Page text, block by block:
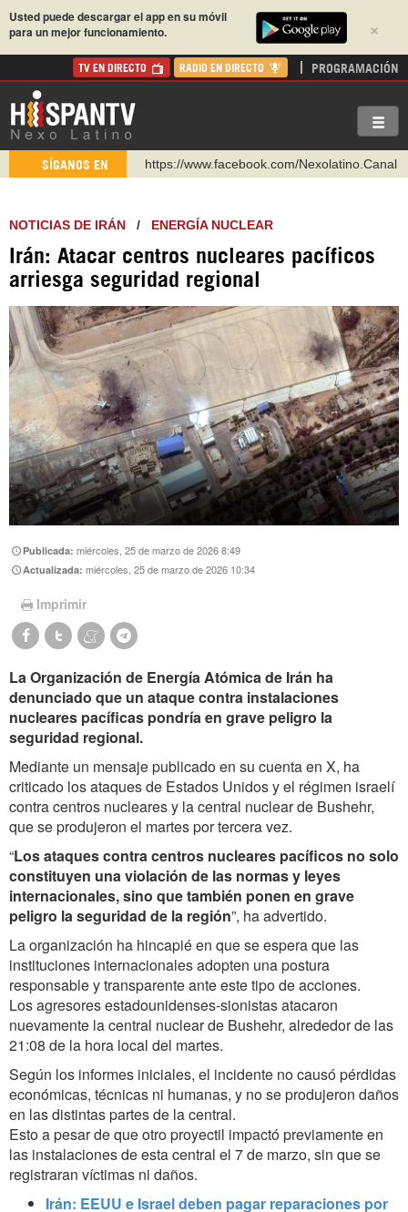
×
Usted puede descargar el app en su móvil
para un mejor funcionamiento.
TV EN DIRECTO RADIO EN DIRECTO PROGRAMACIÓN
SÍGANOS EN
https://www.facebook.com/Nexolatino.Canal
https://urmedium.com/c/hispantv
WhatsApp y Viber: +98 921 79 29 404
Instagram como: hispan_tv
NOTICIAS DE IRÁN / ENERGÍA NUCLEAR
Irán: Atacar centros nucleares pacíficos
arriesga seguridad regional
Publicada:miércoles, 25 de marzo de 2026 8:49
Actualizada:miércoles, 25 de marzo de 2026 10:34
Imprimir
La Organización de Energía Atómica de Irán ha
denunciado que un ataque contra instalaciones
nucleares pacíficas pondría en grave peligro la
seguridad regional.
Mediante un mensaje publicado en su cuenta en X, ha
criticado los ataques de Estados Unidos y el régimen israelí
contra centros nucleares y la central nuclear de Bushehr,
que se produjeron el martes por tercera vez.
“Los ataques contra centros nucleares pacíficos no solo
constituyen una violación de las normas y leyes
internacionales, sino que también ponen en grave
peligro la seguridad de la región”, ha advertido.
La organización ha hincapié en que se espera que las
instituciones internacionales adopten una postura
responsable y transparente ante este tipo de acciones.
Los agresores estadounidenses-sionistas atacaron
nuevamente la central nuclear de Bushehr, alrededor de las
21:08 de la hora local del martes.
Según los informes iniciales, el incidente no causó pérdidas
económicas, técnicas ni humanas, y no se produjeron daños
en las distintas partes de la central.
Esto a pesar de que otro proyectil impactó previamente en
las instalaciones de esta central el 7 de marzo, sin que se
registraran víctimas ni daños.
Irán: EEUU e Israel deben pagar reparaciones por